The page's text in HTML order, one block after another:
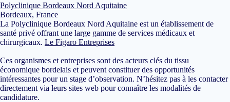
Polyclinique Bordeaux Nord Aquitaine
Bordeaux, France
La Polyclinique Bordeaux Nord Aquitaine est un établissement de
santé privé offrant une large gamme de services médicaux et
chirurgicaux. Le Figaro Entreprises
Ces organismes et entreprises sont des acteurs clés du tissu
économique bordelais et peuvent constituer des opportunités
intéressantes pour un stage d’observation. N’hésitez pas à les contacter
directement via leurs sites web pour connaître les modalités de
candidature.